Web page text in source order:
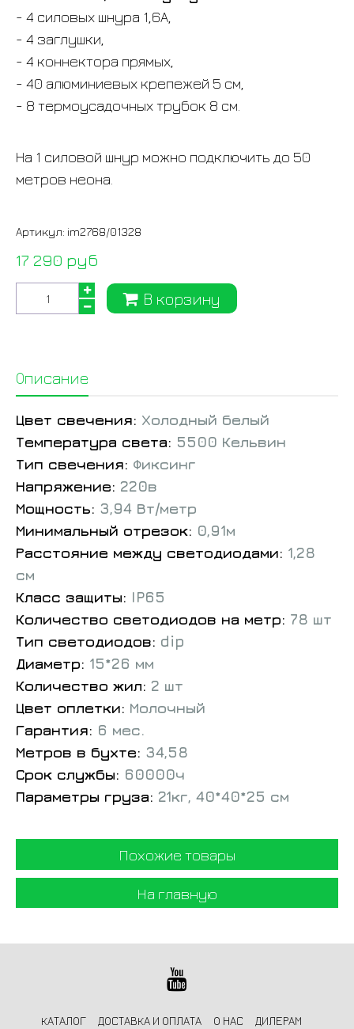
- 4 силовых шнура 1,6А,
- 4 заглушки,
- 4 коннектора прямых,
- 40 алюминиевых крепежей 5 см,
- 8 термоусадочных трубок 8 см.
На 1 силовой шнур можно подключить до 50
метров неона.
Артикул: im2768/01328
17 290 руб
В корзину
Описание
Цвет свечения: Холодный белый
Температура света: 5500 Кельвин
Тип свечения: Фиксинг
Напряжение: 220в
Мощность: 3,94 Вт/метр
Минимальный отрезок: 0,91м
Расстояние между светодиодами: 1,28
см
Класс защиты: IP65
Количество светодиодов на метр: 78 шт
Тип светодиодов: dip
Диаметр: 15*26 мм
Количество жил: 2 шт
Цвет оплетки: Молочный
Гарантия: 6 мес.
Метров в бухте: 34,58
Срок службы: 60000ч
Параметры груза: 21кг, 40*40*25 см
Похожие товары
На главную
КАТАЛОГ ДОСТАВКА И ОПЛАТА О НАС ДИЛЕРАМ